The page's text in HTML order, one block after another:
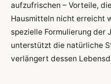
aufzufrischen – Vorteile,
Hausmitteln nicht erreicht
spezielle Formulierung der
unterstützt die natürliche
verlängert dessen